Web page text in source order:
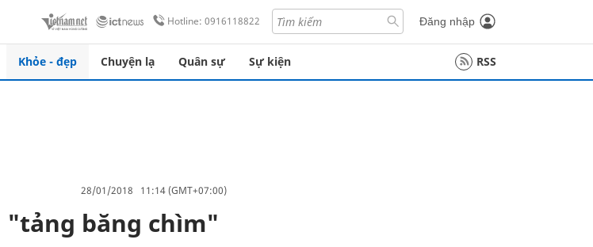
Hotline: 0916118822 Đăng nhập
Khỏe - đẹp Chuyện lạ Quân sự Sự kiện RSS
28/01/2018 11:14 (GMT+07:00)
"tảng băng chìm"